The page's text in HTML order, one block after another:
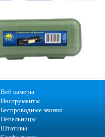
Веб камеры
Инструменты
Беспроводные звонки
Пепельницы
Штативы